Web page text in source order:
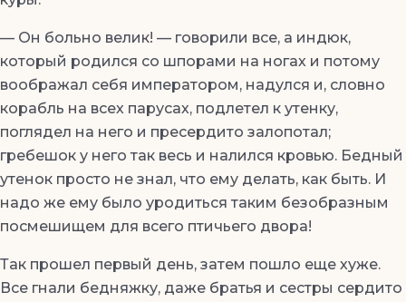
— Он больно велик! — говорили все, а индюк,
который родился со шпорами на ногах и потому
воображал себя императором, надулся и, словно
корабль на всех парусах, подлетел к утенку,
поглядел на него и пресердито залопотал;
гребешок у него так весь и налился кровью. Бедный
утенок просто не знал, что ему делать, как быть. И
надо же ему было уродиться таким безобразным
посмешищем для всего птичьего двора!
Так прошел первый день, затем пошло еще хуже.
Все гнали бедняжку, даже братья и сестры сердито